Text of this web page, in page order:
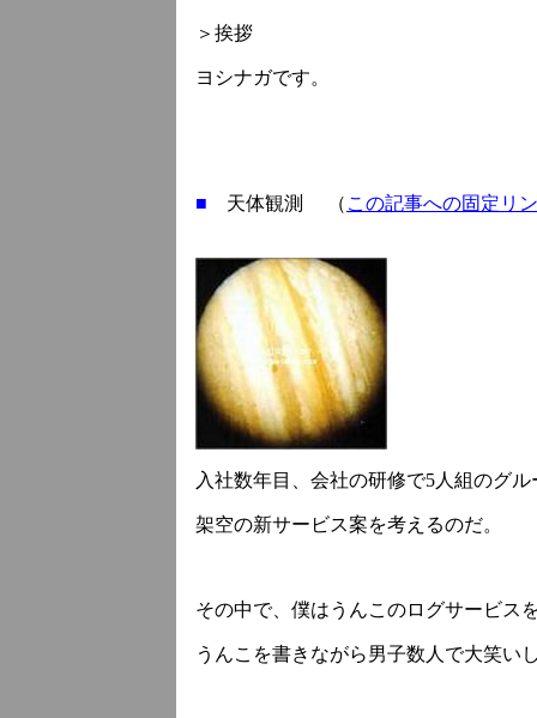
＞挨拶
ヨシナガです。
■ 天体観測 （ この記事への固定リ
入社数年目、会社の研修で5人組のグ
架空の新サービス案を考えるのだ。
その中で、僕はうんこのログサービス
うんこを書きながら男子数人で大笑い